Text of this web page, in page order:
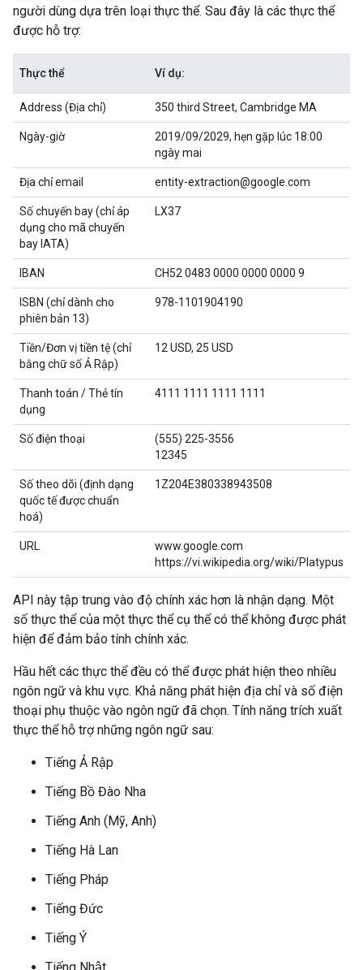
người dùng dựa trên loại thực thể. Sau đây là các thực thể
được hỗ trợ:
Thực thể Ví dụ:
Address (Địa chỉ) 350 third Street, Cambridge MA
Ngày-giờ
2019/09/2029, hẹn gặp lúc 18:00
ngày mai
Địa chỉ email entity-extraction@google.com
Số chuyến bay (chỉ áp
dụng cho mã chuyến
bay IATA)
LX37
IBAN CH52 0483 0000 0000 0000 9
ISBN (chỉ dành cho
phiên bản 13)
978-1101904190
Tiền/Đơn vị tiền tệ (chỉ
bằng chữ số Ả Rập)
12 USD, 25 USD
Thanh toán / Thẻ tín
dụng
4111 1111 1111 1111
Số điện thoại
(555) 225-3556
12345
Số theo dõi (định dạng
quốc tế được chuẩn
hoá)
1Z204E380338943508
URL
www.google.com
https://vi.wikipedia.org/wiki/Platypus
API này tập trung vào độ chính xác hơn là nhận dạng. Một
số thực thể của một thực thể cụ thể có thể không được phát
hiện để đảm bảo tính chính xác.
Hầu hết các thực thể đều có thể được phát hiện theo nhiều
ngôn ngữ và khu vực. Khả năng phát hiện địa chỉ và số điện
thoại phụ thuộc vào ngôn ngữ đã chọn. Tính năng trích xuất
thực thể hỗ trợ những ngôn ngữ sau:
Tiếng Ả Rập
Tiếng Bồ Đào Nha
Tiếng Anh (Mỹ, Anh)
Tiếng Hà Lan
Tiếng Pháp
Tiếng Đức
Tiếng Ý